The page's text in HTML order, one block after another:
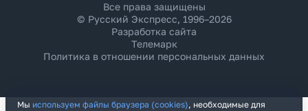
Все права защищены
© Русский Экспресс, 1996–2026
Разработка сайта
Телемарк
Политика в отношении персональных данных
Мы используем файлы браузера (cookies), необходимые для